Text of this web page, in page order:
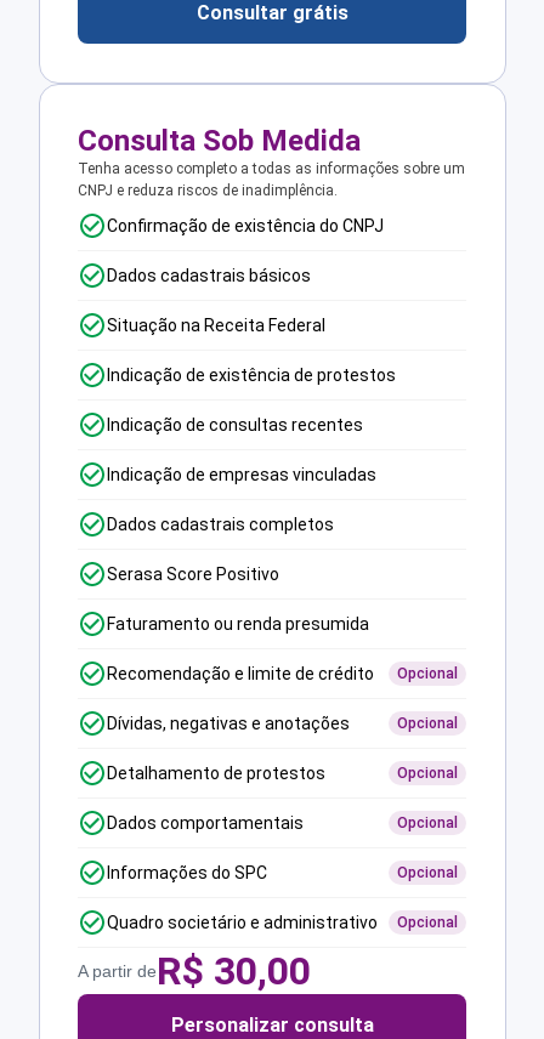
Consultar grátis
Consulta Sob Medida
Tenha acesso completo a todas as informações sobre um
CNPJ e reduza riscos de inadimplência.
Confirmação de existência do CNPJ
Dados cadastrais básicos
Situação na Receita Federal
Indicação de existência de protestos
Indicação de consultas recentes
Indicação de empresas vinculadas
Dados cadastrais completos
Serasa Score Positivo
Faturamento ou renda presumida
Recomendação e limite de crédito Opcional
Dívidas, negativas e anotações Opcional
Detalhamento de protestos Opcional
Dados comportamentais Opcional
Informações do SPC Opcional
Quadro societário e administrativo Opcional
A partir deR$ 30,00
Personalizar consulta